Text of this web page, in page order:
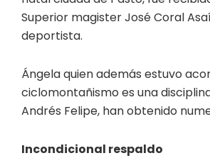
Superior magister José Coral
deportista.
Ángela quien además estuvo
ciclomontañismo es una
Andrés Felipe, han obtenido
Incondicional respaldo